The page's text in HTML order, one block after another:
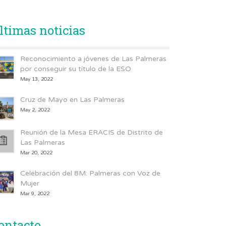
noticias
Reconocimiento a jóvenes de Las Palmeras
por conseguir su título de la ESO
May 13, 2022
Cruz de Mayo en Las Palmeras
May 2, 2022
Reunión de la Mesa ERACIS de Distrito de
Las Palmeras
Mar 20, 2022
Celebración del 8M: Palmeras con Voz de
Mujer
Mar 9, 2022